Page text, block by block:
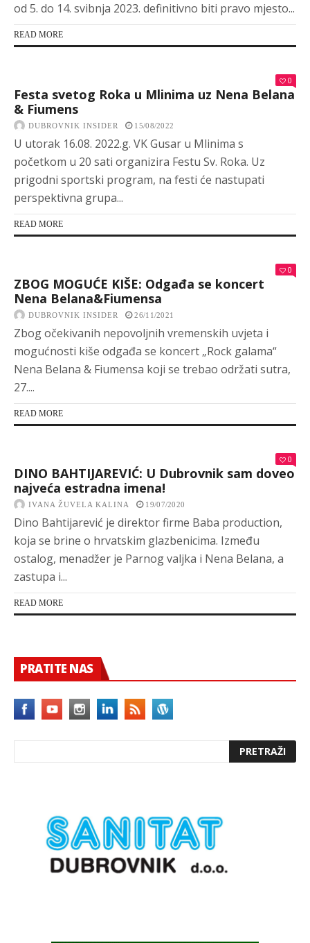
od 5. do 14. svibnja 2023. definitivno biti pravo mjesto...
READ MORE
0
Festa svetog Roka u Mlinima uz Nena Belana
& Fiumens
DUBROVNIK INSIDER 15/08/2022
U utorak 16.08. 2022.g. VK Gusar u Mlinima s
početkom u 20 sati organizira Festu Sv. Roka. Uz
prigodni sportski program, na festi će nastupati
perspektivna grupa...
READ MORE
0
ZBOG MOGUĆE KIŠE: Odgađa se koncert
Nena Belana&Fiumensa
DUBROVNIK INSIDER 26/11/2021
Zbog očekivanih nepovoljnih vremenskih uvjeta i
mogućnosti kiše odgađa se koncert „Rock galama“
Nena Belana & Fiumensa koji se trebao održati sutra,
27....
READ MORE
0
DINO BAHTIJAREVIĆ: U Dubrovnik sam doveo
najveća estradna imena!
IVANA ŽUVELA KALINA 19/07/2020
Dino Bahtijarević je direktor firme Baba production,
koja se brine o hrvatskim glazbenicima. Između
ostalog, menadžer je Parnog valjka i Nena Belana, a
zastupa i...
READ MORE
PRATITE NAS